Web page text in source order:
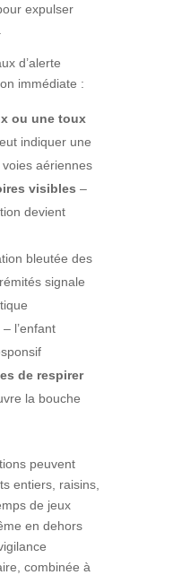
expulser
d’alerte
immédiate :
ou une toux
indiquer une
aériennes
visibles –
devient
bleutée des
signale
– l’enfant
de respirer
la bouche
peuvent
entiers, raisins,
de jeux
en dehors
combinée à